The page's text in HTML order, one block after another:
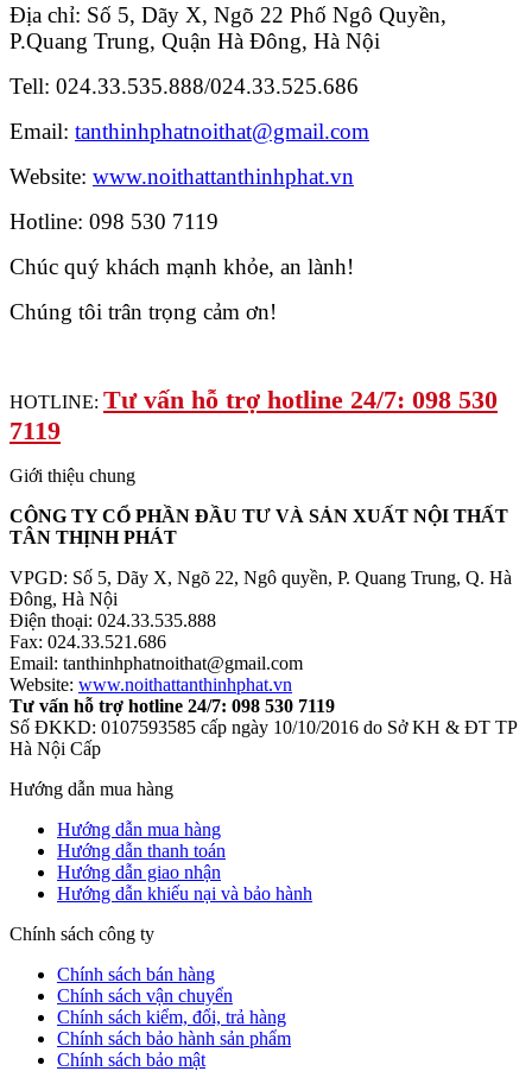
Địa chỉ: Số 5, Dãy X, Ngõ 22 Phố Ngô Quyền,
P.Quang Trung, Quận Hà Đông, Hà Nội
Tell: 024.33.535.888/024.33.525.686
Email: tanthinhphatnoithat@gmail.com
Website: www.noithattanthinhphat.vn
Hotline: 098 530 7119
Chúc quý khách mạnh khỏe, an lành!
Chúng tôi trân trọng cảm ơn!
HOTLINE: Tư vấn hỗ trợ hotline 24/7: 098 530
7119
Giới thiệu chung
CÔNG TY CỔ PHẦN ĐẦU TƯ VÀ SẢN XUẤT NỘI THẤT
TÂN THỊNH PHÁT
VPGD: Số 5, Dãy X, Ngõ 22, Ngô quyền, P. Quang Trung, Q. Hà
Đông, Hà Nội
Điện thoại: 024.33.535.888
Fax: 024.33.521.686
Email: tanthinhphatnoithat@gmail.com
Website: www.noithattanthinhphat.vn
Tư vấn hỗ trợ hotline 24/7: 098 530 7119
Số ĐKKD: 0107593585 cấp ngày 10/10/2016 do Sở KH & ĐT TP
Hà Nội Cấp
Hướng dẫn mua hàng
Hướng dẫn mua hàng
Hướng dẫn thanh toán
Hướng dẫn giao nhận
Hướng dẫn khiếu nại và bảo hành
Chính sách công ty
Chính sách bán hàng
Chính sách vận chuyển
Chính sách kiểm, đổi, trả hàng
Chính sách bảo hành sản phẩm
Chính sách bảo mật